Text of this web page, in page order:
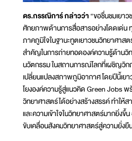
ดร.กรรณิการ์ กล่าวว่า“ขอชื่นชมเยา
ศักยภาพด้านการสื่อสารอย่างโดดเด่น
ภาคภูมิใจในฐานะทูตเยาวชนวิทยาศาส
สำคัญในการถ่ายทอดองค์ความรู้ด้านวิท
นวัตกรรม ในสถานการณ์โลกที่เผชิญวิก
เปลี่ยนแปลงสภาพภูมิอากาศ โดยปีนี้เย
โยงองค์ความรู้สู่แนวคิด Green Jobs พ
วิทยาศาสตร์ได้อย่างสร้างสรรค์ ทำให้
และความเข้าใจในวิทยาศาสตร์มากยิ่ง
ขับเคลื่อนสังคมวิทยาศาสตร์สู่ความยั่งยื